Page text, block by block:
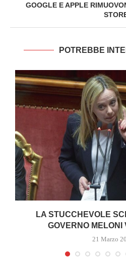
GOOGLE E APPLE
POTREBBE
LA STUCCHEVOLE
GOVERNO MELONI
21 Marzo